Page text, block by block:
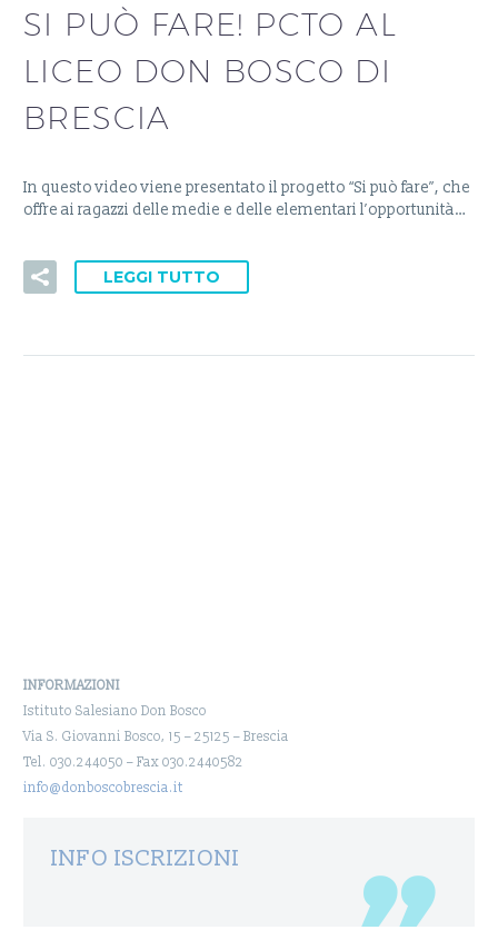
SI PUÒ FARE! PCTO AL
LICEO DON BOSCO DI
BRESCIA
In questo video viene presentato il progetto “Si può fare”, che
offre ai ragazzi delle medie e delle elementari l’opportunità…
LEGGI TUTTO
INFORMAZIONI
Istituto Salesiano Don Bosco
Via S. Giovanni Bosco, 15 – 25125 – Brescia
Tel. 030.244050 – Fax 030.2440582
info@donboscobrescia.it
INFO ISCRIZIONI